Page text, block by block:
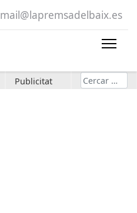
mail@lapremsadelbaix.es
Publicitat Cerca